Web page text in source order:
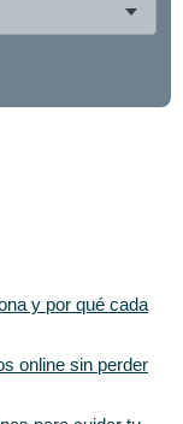
y por qué cada
online sin perder